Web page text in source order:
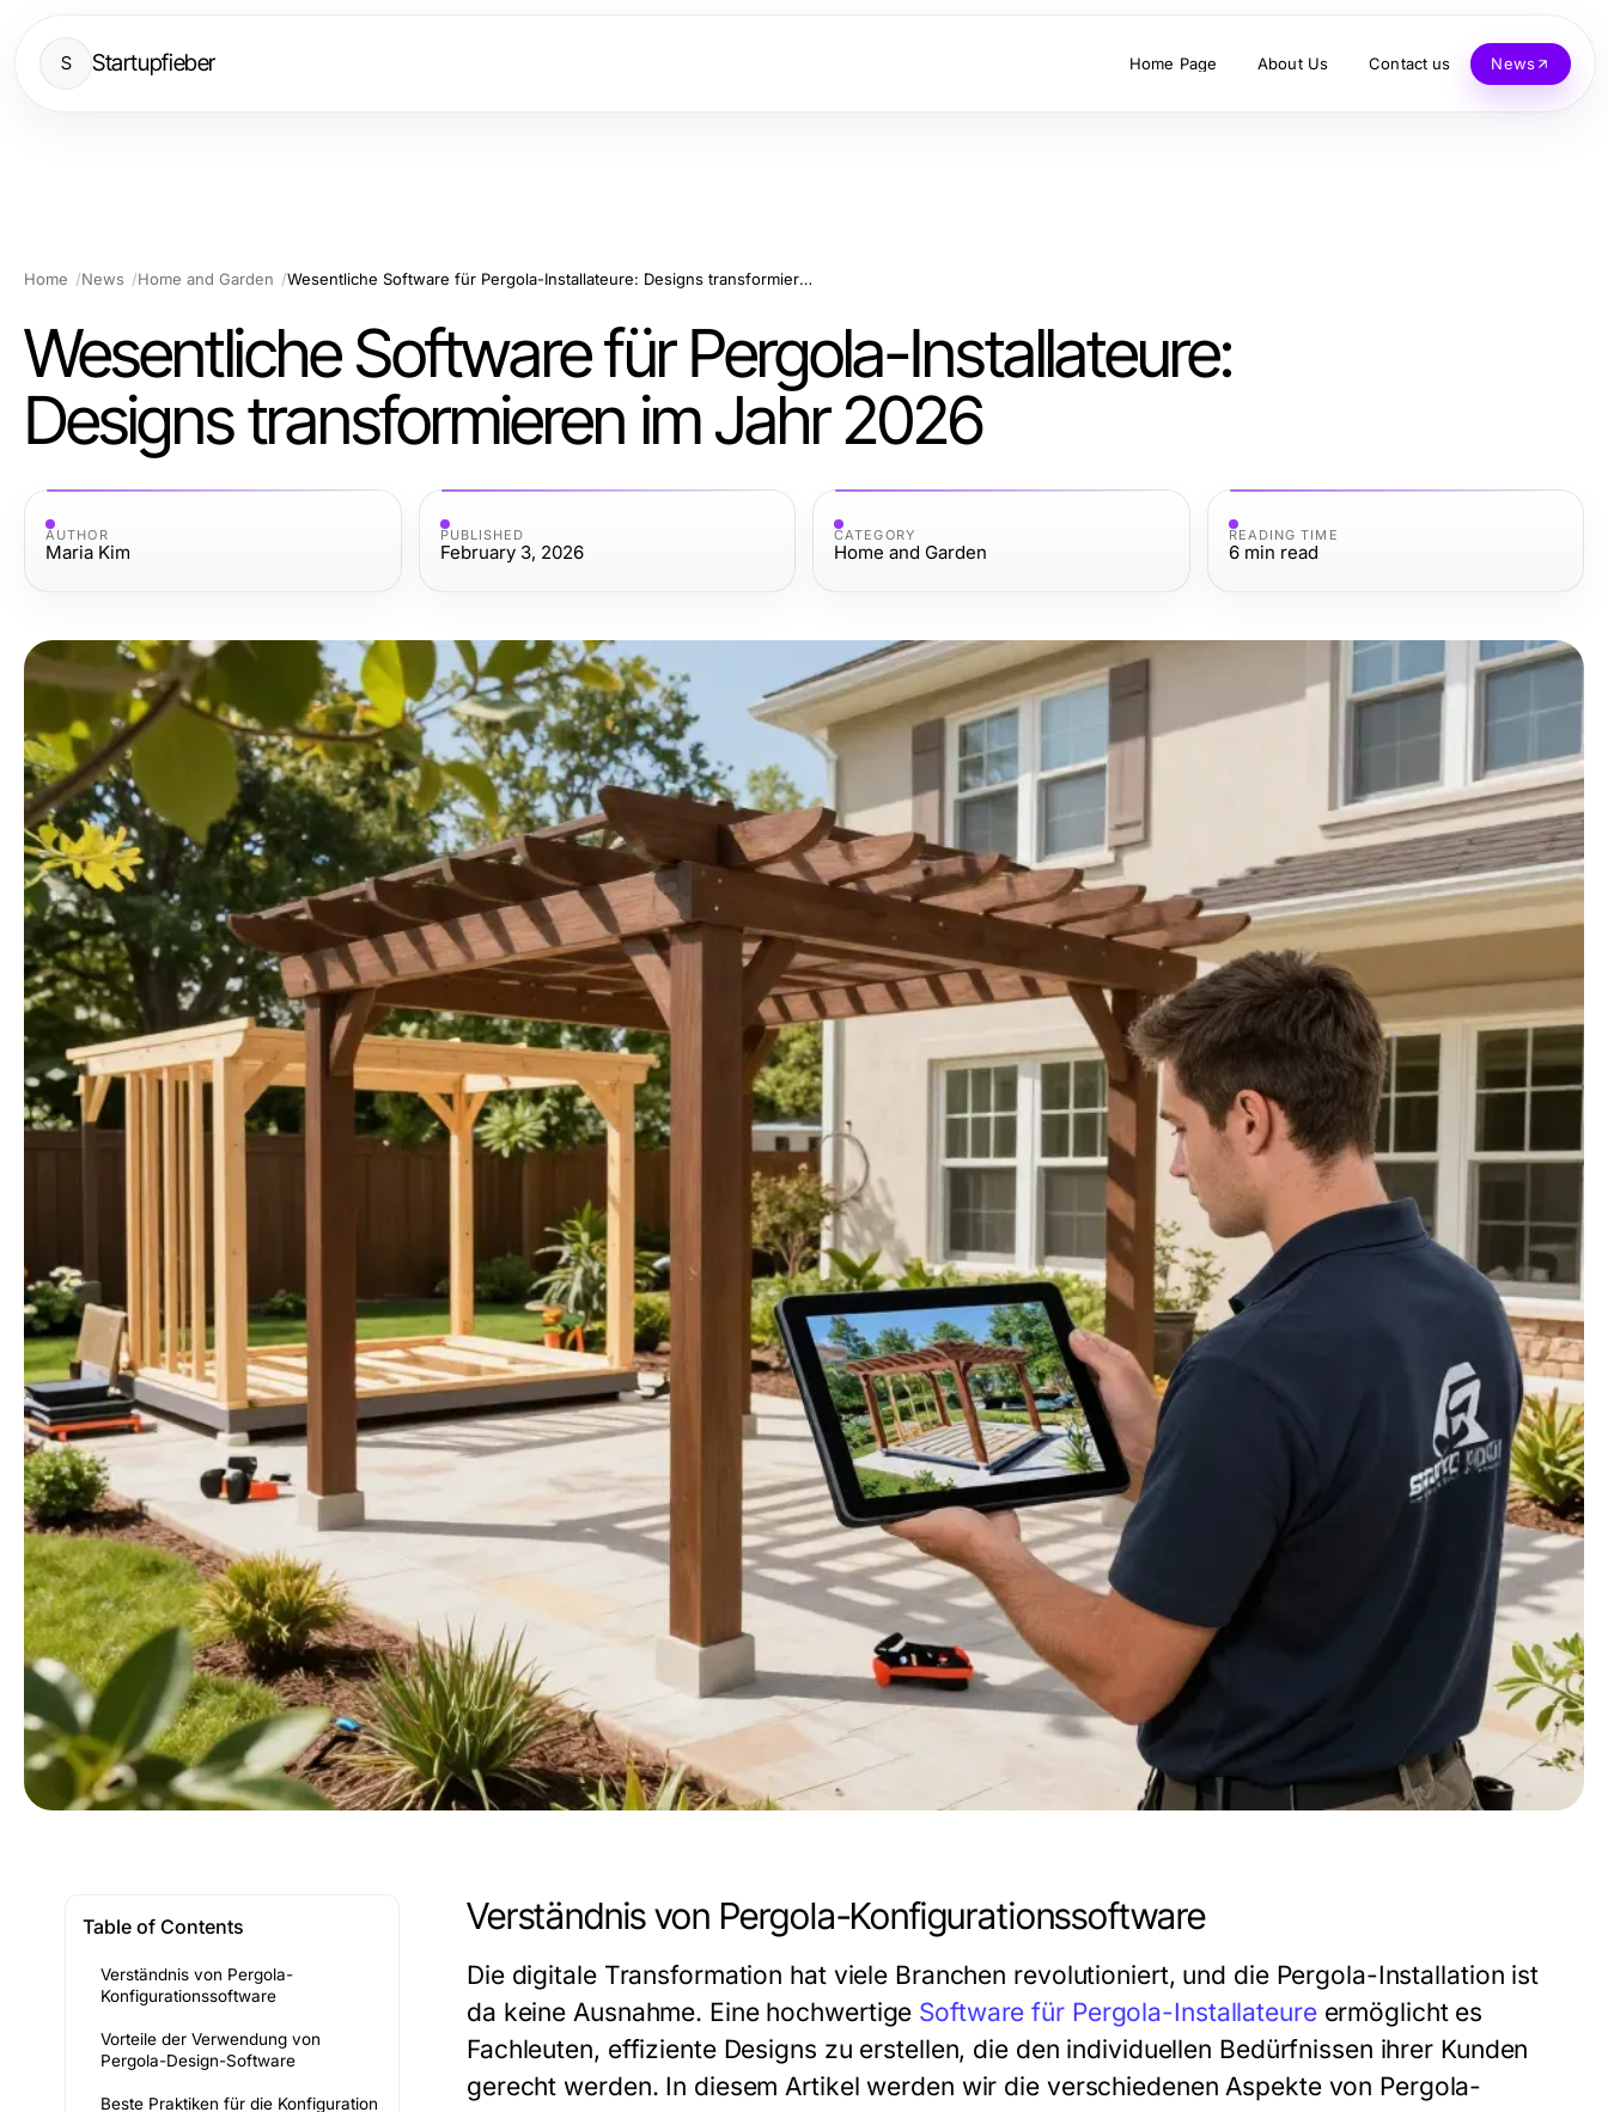
S Startupfieber Home Page About Us Contact us News
Home News Home and Garden Wesentliche Software für Pergola-Installateure: Designs transformieren im Jahr 2026
Wesentliche Software für Pergola-Installateure:
Designs transformieren im Jahr 2026
AUTHOR
Maria Kim
PUBLISHED
February 3, 2026
CATEGORY
Home and Garden
READING TIME
6 min read
Table of Contents
Verständnis von Pergola-
Konfigurationssoftware
Vorteile der Verwendung von
Pergola-Design-Software
Beste Praktiken für die Konfiguration
Verständnis von Pergola-Konfigurationssoftware
Die digitale Transformation hat viele Branchen revolutioniert, und die Pergola-Installation ist
da keine Ausnahme. Eine hochwertige Software für Pergola-Installateureermöglicht es
Fachleuten, effiziente Designs zu erstellen, die den individuellen Bedürfnissen ihrer Kunden
gerecht werden. In diesem Artikel werden wir die verschiedenen Aspekte von Pergola-